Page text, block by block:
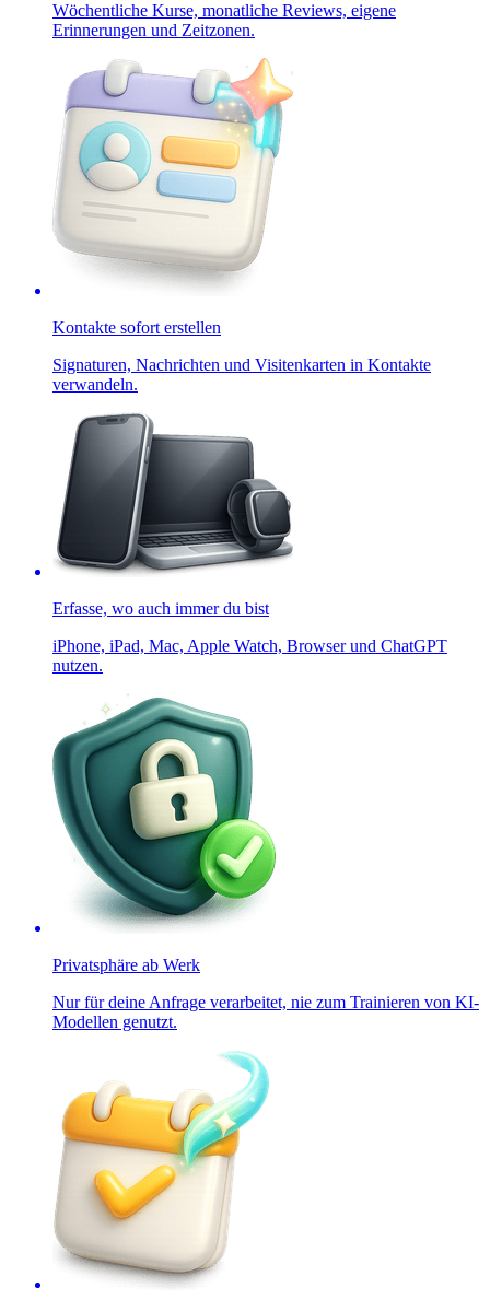
Wöchentliche Kurse, monatliche Reviews, eigene
Erinnerungen und Zeitzonen.
Kontakte sofort erstellen
Signaturen, Nachrichten und Visitenkarten in Kontakte
verwandeln.
Erfasse, wo auch immer du bist
iPhone, iPad, Mac, Apple Watch, Browser und ChatGPT
nutzen.
Privatsphäre ab Werk
Nur für deine Anfrage verarbeitet, nie zum Trainieren von KI-
Modellen genutzt.